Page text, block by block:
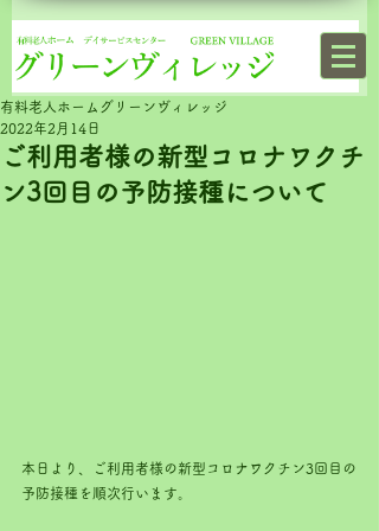
ご利用者様の新型コロナワクチ
ン3回目の予防接種について
有料老人ホームグリーンヴィレッジ
2022年2月14日
本日より、ご利用者様の新型コロナワクチン3回目の
予防接種を順次行います。